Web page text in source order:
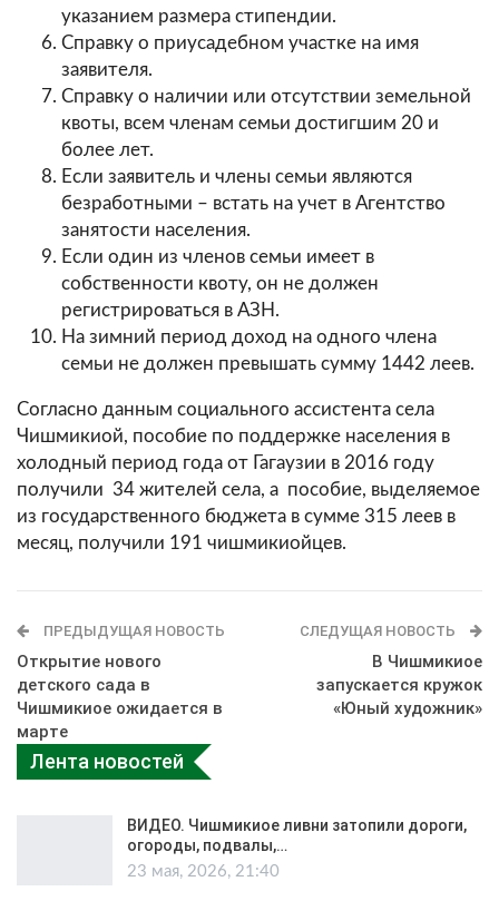
указанием размера стипендии.
Справку о приусадебном участке на имя
заявителя.
Справку о наличии или отсутствии земельной
квоты, всем членам семьи достигшим 20 и
более лет.
Если заявитель и члены семьи являются
безработными – встать на учет в Агентство
занятости населения.
Если один из членов семьи имеет в
собственности квоту, он не должен
регистрироваться в АЗН.
На зимний период доход на одного члена
семьи не должен превышать сумму 1442 леев.
Согласно данным социального ассистента села
Чишмикиой, пособие по поддержке населения в
холодный период года от Гагаузии в 2016 году
получили 34 жителей села, а пособие, выделяемое
из государственного бюджета в сумме 315 леев в
месяц, получили 191 чишмикиойцев.
ПРЕДЫДУЩАЯ НОВОСТЬ
Открытие нового
детского сада в
Чишмикиое ожидается в
марте
СЛЕДУЩАЯ НОВОСТЬ
В Чишмикиое
запускается кружок
«Юный художник»
Лента новостей
ВИДЕО. Чишмикиое ливни затопили дороги,
огороды, подвалы,…
23 мая, 2026, 21:40